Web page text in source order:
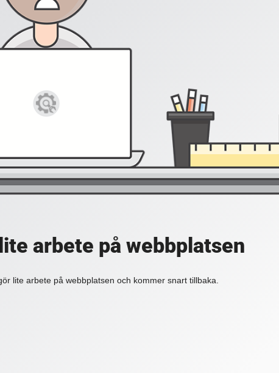
arbete på webbplatsen
lite arbete på webbplatsen och kommer snart tillbaka.